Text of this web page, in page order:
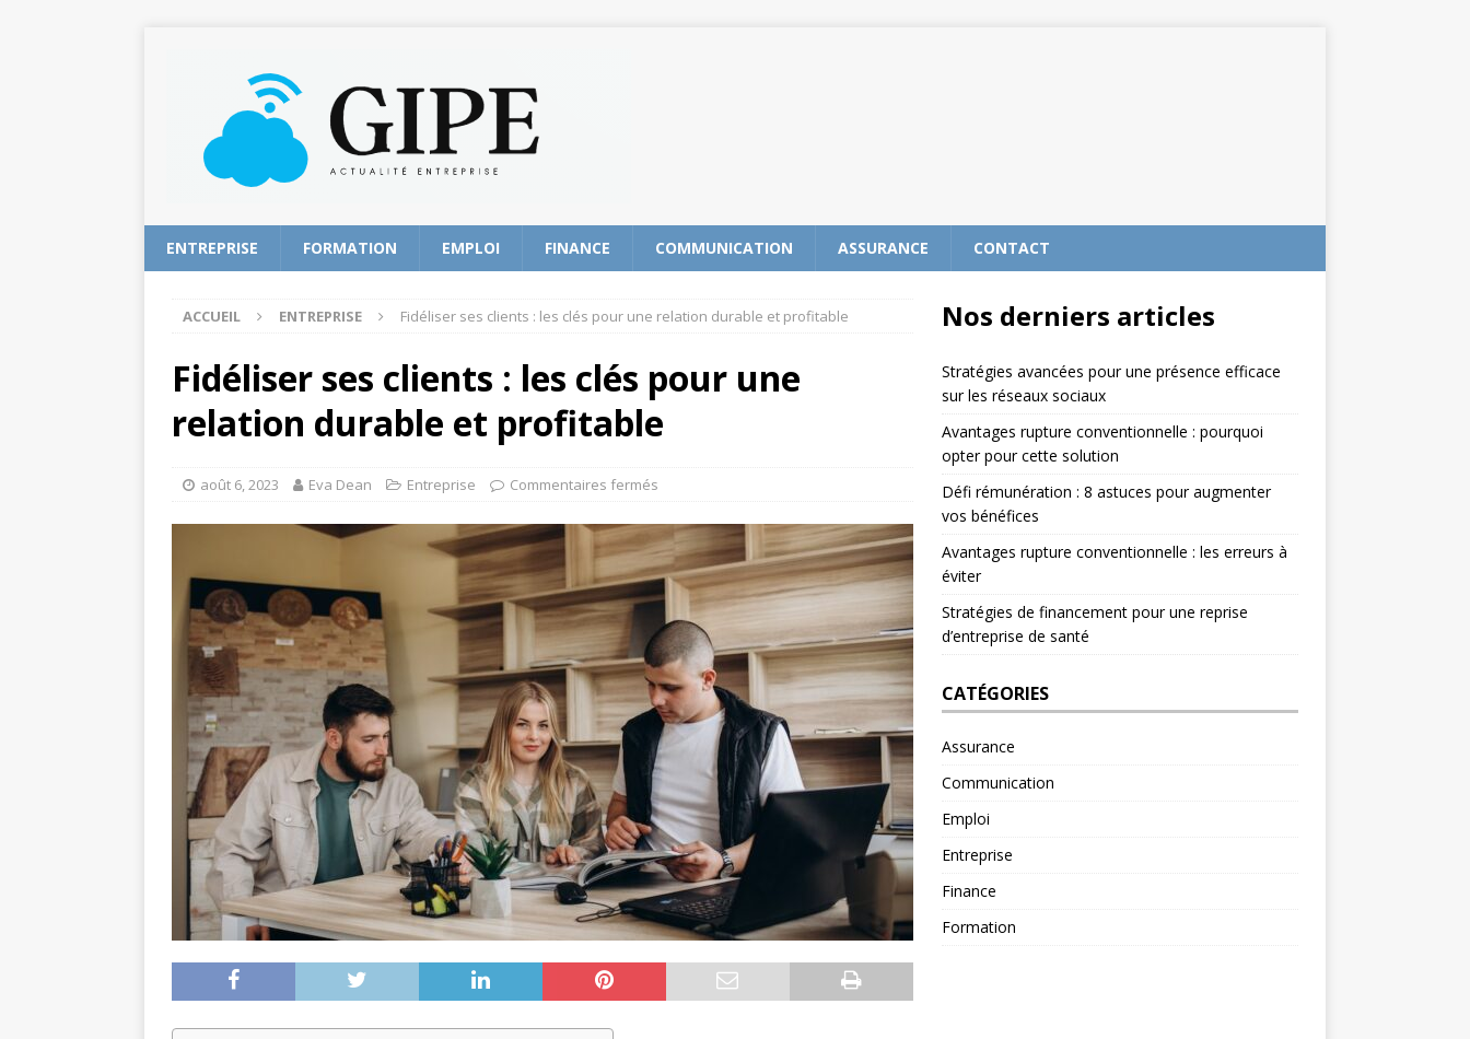
ENTREPRISE FORMATION EMPLOI FINANCE COMMUNICATION ASSURANCE CONTACT
ACCUEIL ENTREPRISE Fidéliser ses clients : les clés pour une relation durable et profitable
Fidéliser ses clients : les clés pour une
relation durable et profitable
août 6, 2023 Eva Dean Entreprise Commentaires fermés
Nos derniers articles
Stratégies avancées pour une présence efficace
sur les réseaux sociaux
Avantages rupture conventionnelle : pourquoi
opter pour cette solution
Défi rémunération : 8 astuces pour augmenter
vos bénéfices
Avantages rupture conventionnelle : les erreurs à
éviter
Stratégies de financement pour une reprise
d’entreprise de santé
CATÉGORIES
Assurance
Communication
Emploi
Entreprise
Finance
Formation